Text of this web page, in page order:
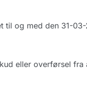
til og med den 31-
eller overførsel fra